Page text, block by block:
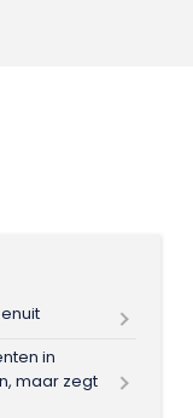
in
maar zegt